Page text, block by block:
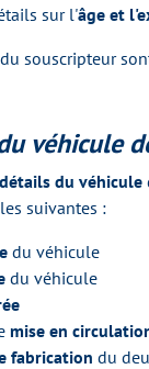
sur l'âge et
souscripteur
véhicule
détails du véhicule
suivantes :
du véhicule
du véhicule
mise en
fabrication du